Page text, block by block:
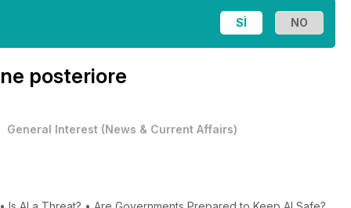
posteriore
General Interest (News & Current Affairs)